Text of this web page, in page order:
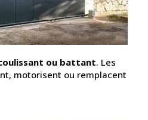
ou battant. Les
motorisent ou remplacent